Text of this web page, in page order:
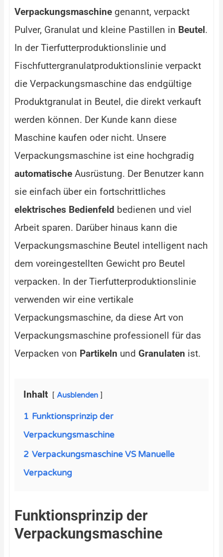
Verpackungsmaschine genannt, verpackt
Pulver, Granulat und kleine Pastillen in Beutel.
In der Tierfutterproduktionslinie und
Fischfuttergranulatproduktionslinie verpackt
die Verpackungsmaschine das endgültige
Produktgranulat in Beutel, die direkt verkauft
werden können. Der Kunde kann diese
Maschine kaufen oder nicht. Unsere
Verpackungsmaschine ist eine hochgradig
automatische Ausrüstung. Der Benutzer kann
sie einfach über ein fortschrittliches
elektrisches Bedienfeld bedienen und viel
Arbeit sparen. Darüber hinaus kann die
Verpackungsmaschine Beutel intelligent nach
dem voreingestellten Gewicht pro Beutel
verpacken. In der Tierfutterproduktionslinie
verwenden wir eine vertikale
Verpackungsmaschine, da diese Art von
Verpackungsmaschine professionell für das
Verpacken von Partikeln und Granulaten ist.
Inhalt Ausblenden
1 Funktionsprinzip der
Verpackungsmaschine
2 Verpackungsmaschine VS Manuelle
Verpackung
Funktionsprinzip der
Verpackungsmaschine